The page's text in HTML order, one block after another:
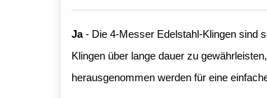
Ja- Die 4-Messer Edelstahl-Klingen sind
Klingen über lange dauer zu
herausgenommen werden für eine